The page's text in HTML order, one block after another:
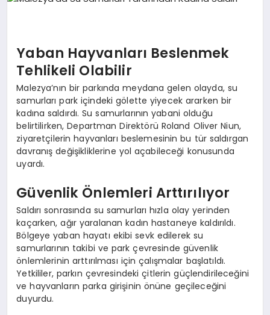
MAGAZIN
KRIPTO PARA
GEZI & SEYAHAT
OYUN
Yaban Hayvanları Beslenmek
Tehlikeli Olabilir
Malezya’nın bir parkında meydana gelen olayda, su
samurları park içindeki gölette yiyecek ararken bir
kadına saldırdı. Su samurlarının yabani olduğu
belirtilirken, Departman Direktörü Roland Oliver Niun,
ziyaretçilerin hayvanları beslemesinin bu tür saldırgan
davranış değişikliklerine yol açabileceği konusunda
uyardı.
Güvenlik Önlemleri Arttırılıyor
Saldırı sonrasında su samurları hızla olay yerinden
kaçarken, ağır yaralanan kadın hastaneye kaldırıldı.
Bölgeye yaban hayatı ekibi sevk edilerek su
samurlarının takibi ve park çevresinde güvenlik
önlemlerinin arttırılması için çalışmalar başlatıldı.
Yetkililer, parkın çevresindeki çitlerin güçlendirileceğini
ve hayvanların parka girişinin önüne geçileceğini
duyurdu.